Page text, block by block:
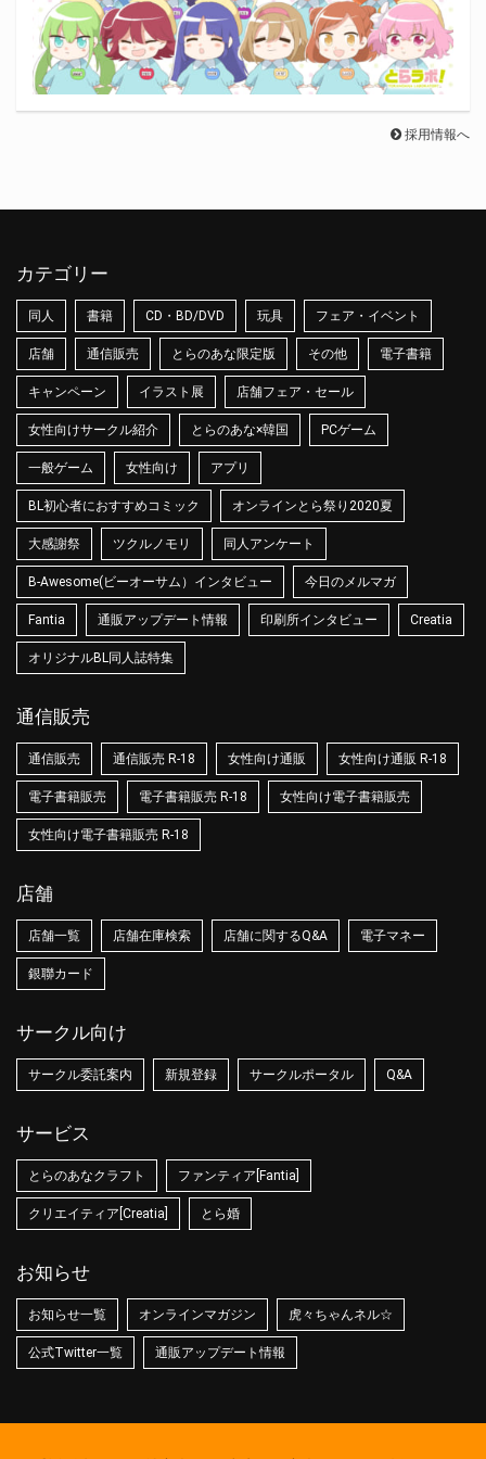
採用情報へ
カテゴリー
同人 書籍 CD・BD/DVD 玩具 フェア・イベント
店舗 通信販売 とらのあな限定版 その他 電子書籍
キャンペーン イラスト展 店舗フェア・セール
女性向けサークル紹介 とらのあな×韓国 PCゲーム
一般ゲーム 女性向け アプリ
BL初心者におすすめコミック オンラインとら祭り2020夏
大感謝祭 ツクルノモリ 同人アンケート
B-Awesome(ビーオーサム）インタビュー 今日のメルマガ
Fantia 通販アップデート情報 印刷所インタビュー Creatia
オリジナルBL同人誌特集
通信販売
通信販売 通信販売 R-18 女性向け通販 女性向け通販 R-18
電子書籍販売 電子書籍販売 R-18 女性向け電子書籍販売
女性向け電子書籍販売 R-18
店舗
店舗一覧 店舗在庫検索 店舗に関するQ&A 電子マネー
銀聯カード
サークル向け
サークル委託案内 新規登録 サークルポータル Q&A
サービス
とらのあなクラフト ファンティア[Fantia]
クリエイティア[Creatia] とら婚
お知らせ
お知らせ一覧 オンラインマガジン 虎々ちゃんネル☆
公式Twitter一覧 通販アップデート情報